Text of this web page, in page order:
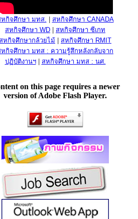
กิจศึกษา มทส.
สหกิจศึกษา CANADA
สหกิจศึกษา WD
สหกิจศึกษา ซีเกท
หกิจศึกษากล้วยไม้
สหกิจศึกษา RMIT
กิจศึกษา มทส : ความรู้สึกหลังกลับจาก
ปฏิบัติงานฯ| สหกิจศึกษา มทส : นศ.
on this page requires a newer
version of Adobe Flash Player.